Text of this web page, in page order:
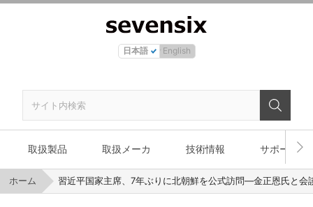
日本語 English
取扱製品 取扱メーカ 技術情報 サポート
ホーム 習近平国家主席、7年ぶりに北朝鮮を公式訪問—金正恩氏と会